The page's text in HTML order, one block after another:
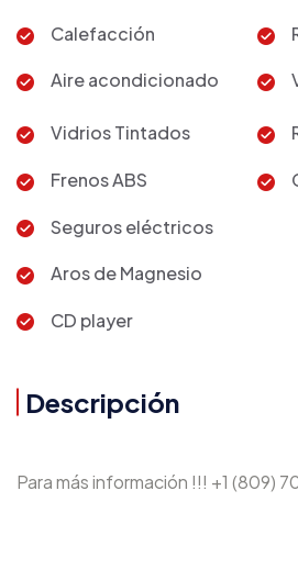
Calefacción
Aire acondicionado
Vidrios Tintados
Frenos ABS
Seguros eléctricos
Aros de Magnesio
CD player
Descripción
Para más información !!! +1 (809)